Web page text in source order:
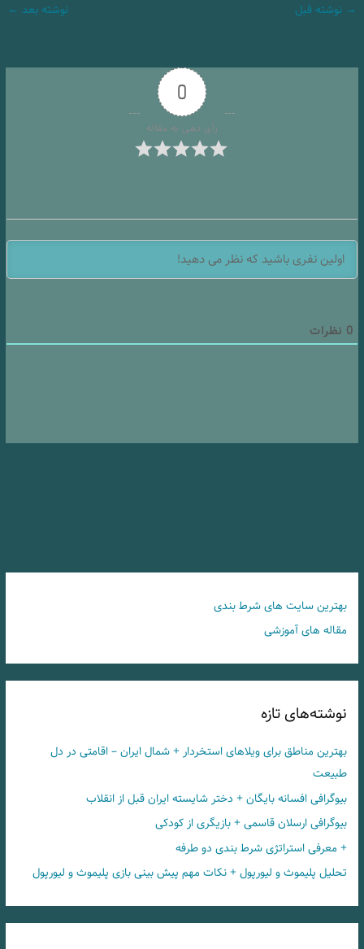
→ نوشته قبل نوشته بعد ←
0
رأی دهی به مقاله
0 نظرات
بهترین سایت های شرط بندی
مقاله های آموزشی
نوشته‌های تازه
بهترین مناطق برای ویلاهای استخردار + شمال ایران – اقامتی در دل
طبیعت
بیوگرافی افسانه بایگان + دختر شایسته ایران قبل از انقلاب
بیوگرافی ارسلان قاسمی + بازیگری از کودکی
+ معرفی استراتژی شرط بندی دو طرفه
تحلیل پلیموث و لیورپول + نکات مهم پیش بینی بازی پلیموث و لیورپول